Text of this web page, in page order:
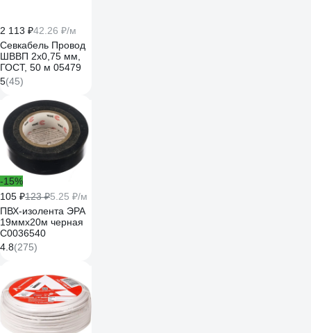
2 113 ₽42.26 ₽/м
Севкабель Провод
ШВВП 2х0,75 мм,
ГОСТ, 50 м 05479
5(45)
-15%
105 ₽123 ₽5.25 ₽/м
ПВХ-изолента ЭРА
19ммх20м черная
C0036540
4.8(275)